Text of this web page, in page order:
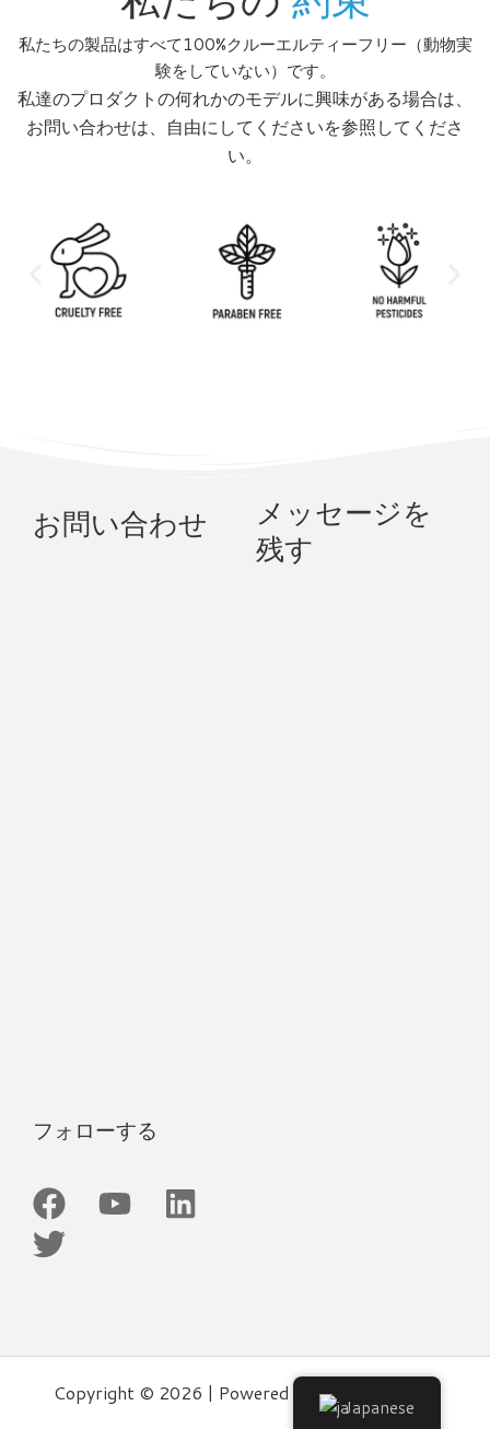
私たちの製品はすべて100%クルーエルティーフリー（動物実
験をしていない）です。
私達のプロダクトの何れかのモデルに興味がある場合は、
お問い合わせは、自由にしてくださいを参照してくださ
い。
お問い合わせ
フォローする
ェ
イ
ス
ク
Y
o
u
e
ン
ク
イ
ッ
タ
メッセージを
残す
Copyright © 2026 | Powered by Easylife Group
Japanese